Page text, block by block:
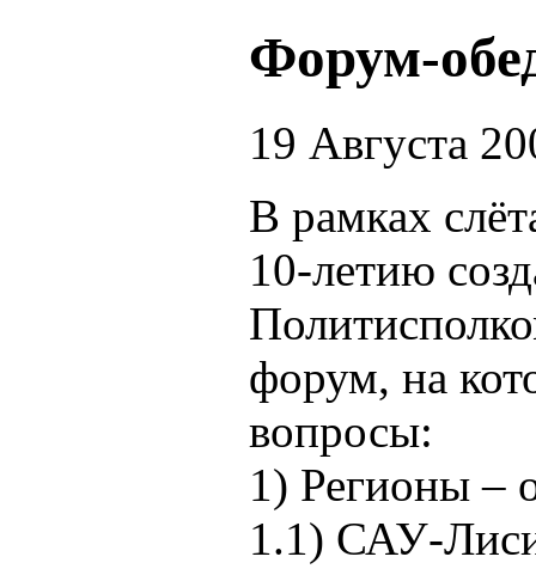
Форум-
19 Августа
В рамках
10-летию
форум, на
вопросы:
1) Регионы –
1.1) САУ-